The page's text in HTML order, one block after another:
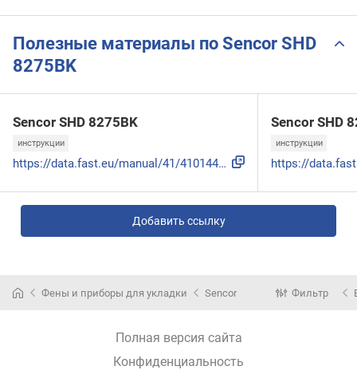
Полезные материалы по Sencor SHD
8275BK
Sencor SHD 8275BK
инструкции
https://data.fast.eu/manual/41/41014411/41014411-im-ru.pdf
Sencor SHD
инструкции
Добавить ссылку
Фены и приборы для укладки Sencor Фильтр
Полная версия сайта
Конфиденциальность